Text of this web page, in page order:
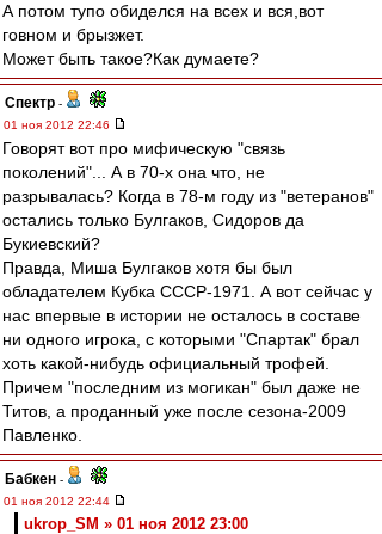
А потом тупо обиделся на всех и вся,вот
говном и брызжет.
Может быть такое?Как думаете?
Спектр -
01 ноя 2012 22:46
Говорят вот про мифическую "связь
поколений"... А в 70-х она что, не
разрывалась? Когда в 78-м году из "ветеранов"
остались только Булгаков, Сидоров да
Букиевский?
Правда, Миша Булгаков хотя бы был
обладателем Кубка СССР-1971. А вот сейчас у
нас впервые в истории не осталось в составе
ни одного игрока, с которыми "Спартак" брал
хоть какой-нибудь официальный трофей.
Причем "последним из могикан" был даже не
Титов, а проданный уже после сезона-2009
Павленко.
Бабкен -
01 ноя 2012 22:44
ukrop_SM » 01 ноя 2012 23:00